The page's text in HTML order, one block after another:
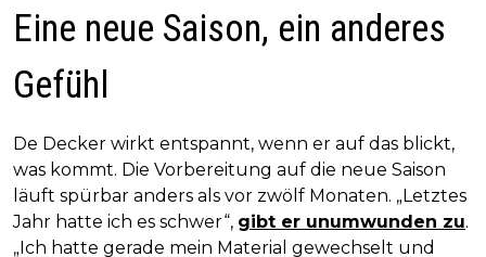
Eine neue Saison, ein anderes
Gefühl
De Decker wirkt entspannt, wenn er auf das blickt,
was kommt. Die Vorbereitung auf die neue Saison
läuft spürbar anders als vor zwölf Monaten. „Letztes
Jahr hatte ich es schwer“, gibt er unumwunden zu.
„Ich hatte gerade mein Material gewechselt und